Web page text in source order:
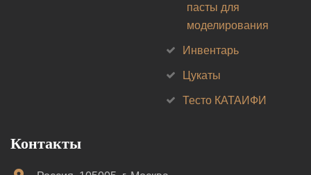
пасты для
моделирования
Инвентарь
Цукаты
Тесто КАТАИФИ
Контакты